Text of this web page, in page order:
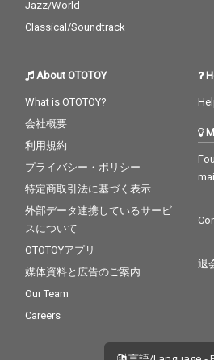
Jazz/World
Classical/Soundtrack
About OTOTOY
What is OTOTOY?
会社概要
利用規約
プライバシー・ポリシー
特定商取引法に基づく表示
外部データ連携しているサービ
スについて
OTOTOYアプリ
媒体資料と広告のご案内
Our Team
Careers
退